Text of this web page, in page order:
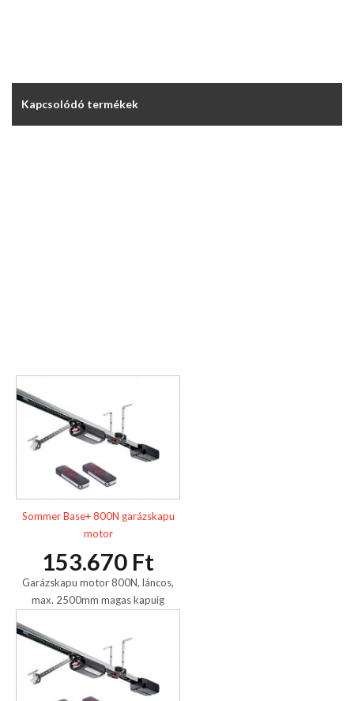
Kapcsolódó termékek
Sommer Base+ 800N garázskapu
motor
153.670 Ft
Garázskapu motor 800N, láncos,
max. 2500mm magas kapuig